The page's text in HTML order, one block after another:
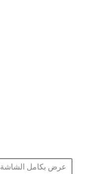
عرض بكامل الشاشة